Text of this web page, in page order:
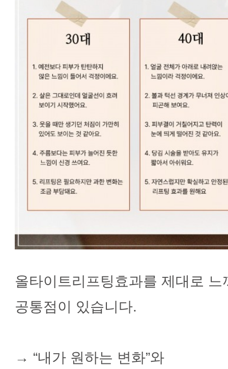
올타이트리프팅효과를 제대로 느
공통점이 있습니다.
→ “내가 원하는 변화”와